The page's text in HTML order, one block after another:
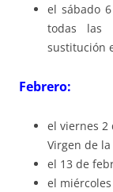
el sábado
todas las
sustitución
Febrero:
el viernes 2
Virgen de
el 13 de
el